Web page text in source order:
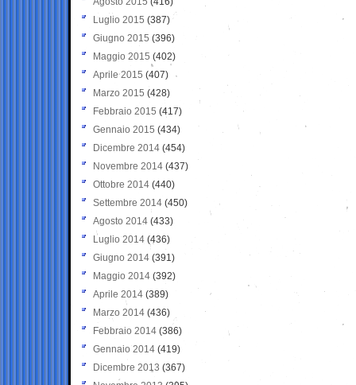
Luglio 2015 (387)
Giugno 2015 (396)
Maggio 2015 (402)
Aprile 2015 (407)
Marzo 2015 (428)
Febbraio 2015 (417)
Gennaio 2015 (434)
Dicembre 2014 (454)
Novembre 2014 (437)
Ottobre 2014 (440)
Settembre 2014 (450)
Agosto 2014 (433)
Luglio 2014 (436)
Giugno 2014 (391)
Maggio 2014 (392)
Aprile 2014 (389)
Marzo 2014 (436)
Febbraio 2014 (386)
Gennaio 2014 (419)
Dicembre 2013 (367)